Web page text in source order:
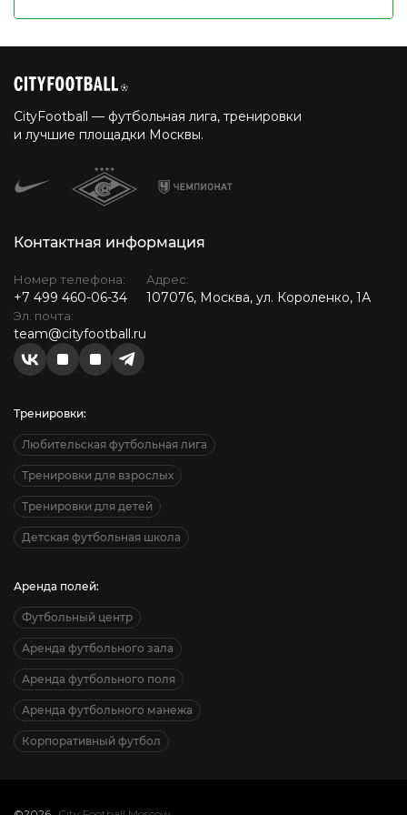
CityFootball — футбольная лига, тренировки
и лучшие площадки Москвы.
Контактная информация
Номер телефона:
+7 499 460-06-34
Эл. почта:
team@cityfootball.ru
Адрес:
107076, Москва, ул. Короленко, 1А
Тренировки:
Любительская футбольная лига
Тренировки для взрослых
Тренировки для детей
Детская футбольная школа
Аренда полей:
Футбольный центр
Аренда футбольного зала
Аренда футбольного поля
Аренда футбольного манежа
Корпоративный футбол